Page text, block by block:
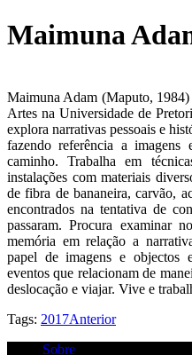
Maimuna
Maimuna Adam (Maputo,
Artes na Universidade de
explora narrativas pessoais e
fazendo referência a
caminho. Trabalha em
instalações com materiais
de fibra de bananeira, carvão,
encontrados na tentativa de
passaram. Procura examinar
memória em relação a
papel de imagens e objectos
eventos que relacionam de
deslocação e viajar. Vive e
Tags: 2017Anterior
Sobre